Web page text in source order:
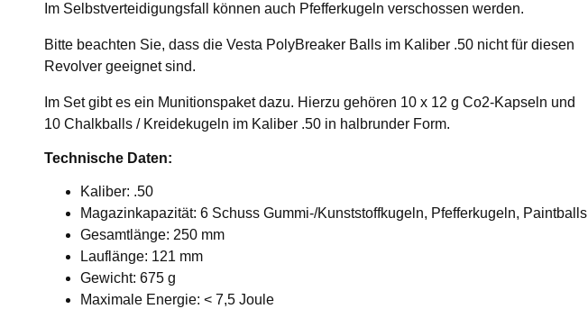
Im Selbstverteidigungsfall können auch Pfefferkugeln verschossen werden.
Bitte beachten Sie, dass die Vesta PolyBreaker Balls im Kaliber .50 nicht für diesen
Revolver geeignet sind.
Im Set gibt es ein Munitionspaket dazu. Hierzu gehören 10 x 12 g Co2-Kapseln und
10 Chalkballs / Kreidekugeln im Kaliber .50 in halbrunder Form.
Technische Daten:
Kaliber: .50
Magazinkapazität: 6 Schuss Gummi-/Kunststoffkugeln, Pfefferkugeln, Paintballs
Gesamtlänge: 250 mm
Lauflänge: 121 mm
Gewicht: 675 g
Maximale Energie: < 7,5 Joule